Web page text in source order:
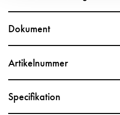
Dokument
Artikelnummer
Specifikation